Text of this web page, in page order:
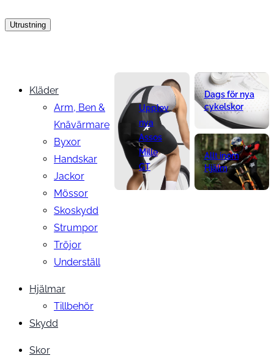
Utrustning
Kläder
Arm, Ben &
Knävärmare
Byxor
Handskar
Jackor
Mössor
Skoskydd
Strumpor
Tröjor
Underställ
Hjälmar
Tillbehör
Skydd
Skor
Upplev
nya
Assos
Mille
GT
Dags för nya
cykelskor
Allt inom
Hjälm